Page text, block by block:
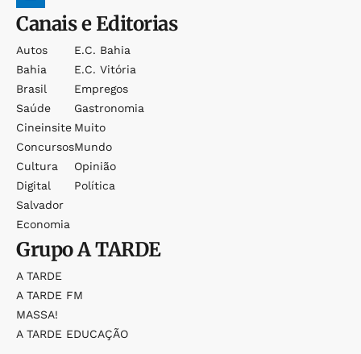
Canais e Editorias
Autos
Bahia
Brasil
Saúde
Cineinsite
Concursos
Cultura
Digital
Salvador
Economia
E.c. Bahia
E.c. Vitória
Empregos
Gastronomia
Muito
Mundo
Opinião
Política
GrupoA TARDE
A TARDE
A TARDE FM
MASSA!
A TARDE EDUCAÇÃO